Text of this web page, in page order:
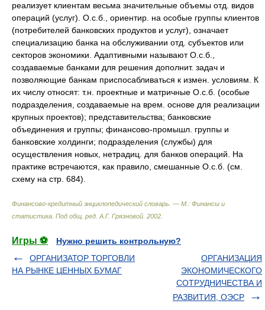
реализует клиентам весьма значительные объемы отд. видов
операций (услуг). О.с.б., ориентир. на особые группы клиентов
(потребителей банковских продуктов и услуг), означает
специализацию банка на обслуживании отд. субъектов или
секторов экономики. Адаптивными называют О.с.б.,
создаваемые банками для решения дополнит. задач и
позволяющие банкам приспосабливаться к измен. условиям. К
их числу относят: т.н. проектные и матричные О.с.б. (особые
подразделения, создаваемые на врем. основе для реализации
крупных проектов); представительства; банковские
объединения и группы; финансово-промышл. группы и
банковские холдинги; подразделения (службы) для
осуществления новых, нетрадиц. для банков операций. На
практике встречаются, как правило, смешанные О.с.б. (см.
схему на стр. 684).
Финансово-кредитный энциклопедический словарь. — М.: Финансы и
статистика Под общ. ред. А.Г. Грязновой 2002
Игры ⚽
Нужно решить контрольную?
ОРГАНИЗАТОР ТОРГОВЛИ
НА РЫНКЕ ЦЕННЫХ БУМАГ
ОРГАНИЗАЦИЯ
ЭКОНОМИЧЕСКОГО
СОТРУДНИЧЕСТВА И
РАЗВИТИЯ, ОЭСР